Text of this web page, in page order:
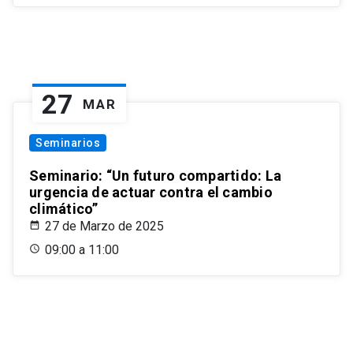
27 MAR
Seminarios
Seminario: “Un futuro compartido: La
urgencia de actuar contra el cambio
climático”
27 de Marzo de 2025
09:00 a 11:00